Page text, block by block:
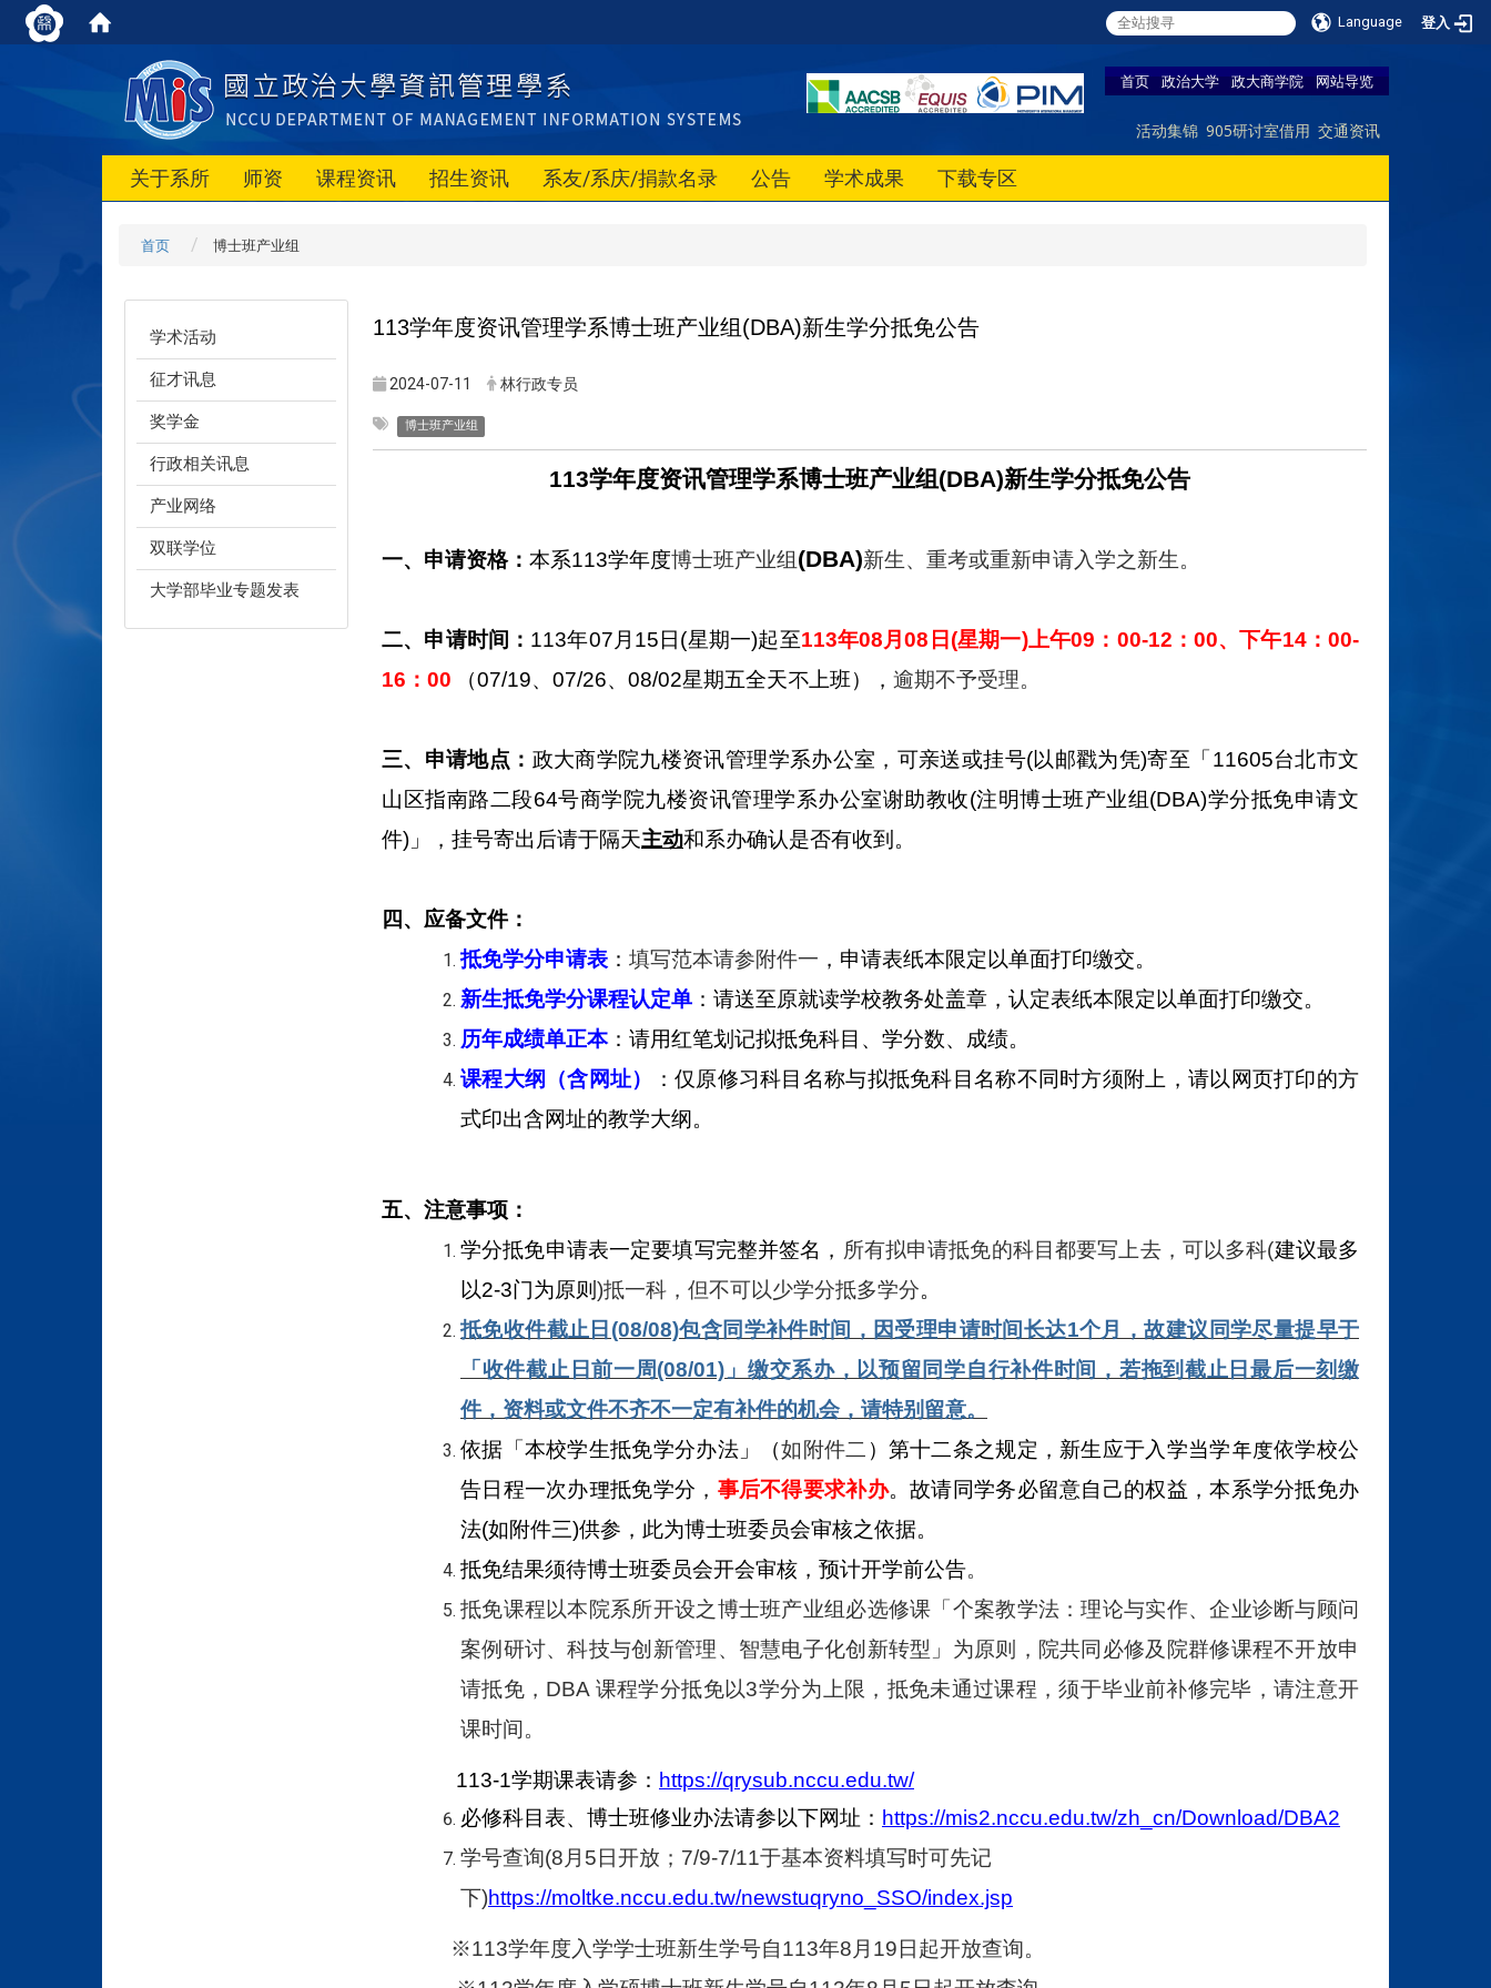
Language 登入
首页 政治大学 政大商学院 网站导览
活动集锦 905研讨室借用 交通资讯
关于系所 师资 课程资讯 招生资讯 系友/系庆/捐款名录 公告 学术成果 下载专区
首页 博士班产业组
学术活动
征才讯息
奖学金
行政相关讯息
产业网络
双联学位
大学部毕业专题发表
113学年度资讯管理学系博士班产业组(DBA)新生学分抵免公告
2024-07-11 林行政专员
博士班产业组
113学年度资讯管理学系博士班产业组(DBA)新生学分抵免公告
一、申请资格： 本系113学年度博士班产业组(DBA)新生、重考或重新申请入学之新生。
二、申请时间： 113年07月15日(星期一)起至113年08月08日(星期一)上午09：00-12：00、下午14：00-
16：00
（07/19、07/26、08/02星期五全天不上班） ， 逾期不予受理。
三、申请地点： 政大商学院九楼资讯管理学系办公室，可亲送或挂号(以邮戳为凭)寄至「11605台北市文
山区指南路二段64号商学院九楼资讯管理学系办公室谢助教收(注明博士班产业组(DBA)学分抵免申请文
件)」，挂号寄出后请于隔天主动和系办确认是否有收到。
四、应备文件：
抵免学分申请表 ： 填写范本请参附件一 ，申请表纸本限定以单面打印缴交。
新生抵免学分课程认定单 ： 请送至原就读学校教务处盖章，认定表纸本限定以单面打印缴交。
历年成绩单正本：请用红笔划记拟抵免科目、学分数、成绩。
课程大纲（含网址）
：仅原修习科目名称与拟抵免科目名称不同时方须附上，请以网页打印的方
式印出含网址的教学大纲。
五、注意事项：
学分抵免申请表一定要填写完整并签名， 所有拟申请抵免的科目都要写上去，可以多科(建议最多
以2-3门为原则 )抵一科，但不可以少学分抵多学分。
抵免收件截止日(08/08)包含同学补件时间，因受理申请时间长达1个月，故建议同学尽量提早于
「收件截止日前一周(08/01)」缴交系办，以预留同学自行补件时间，若拖到截止日最后一刻缴
件，资料或文件不齐不一定有补件的机会，请特别留意。
依据「本校学生抵免学分办法」（如附件二 ）第十二条之规定，新生应于入学当学年度依学校公
告日程一次办理抵免学分， 事后不得要求补办。故请同学务必留意自己的权益，本系学分抵免办
法(如附件三)供参，此为博士班委员会审核之依据。
抵免结果须待博士班委员会开会审核，预计开学前公告。
抵免课程以本院系所开设之博士班产业组必选修课「个案教学法：理论与实作、企业诊断与顾问
案例研讨、科技与创新管理、智慧电子化创新转型」为原则，院共同必修及院群修课程不开放申
请抵免，DBA 课程学分抵免以3学分为上限，抵免未通过课程，须于毕业前补修完毕，请注意开
课时间。
113-1学期课表请参： https://qrysub.nccu.edu.tw/
必修科目表、博士班修业办法请参以下网址： https://mis2.nccu.edu.tw/zh_cn/Download/DBA2
学号查询(8月5日开放；7/9-7/11于基本资料填写时可先记
下)https://moltke.nccu.edu.tw/newstuqryno_SSO/index.jsp
※113学年度入学学士班新生学号自113年8月19日起开放查询。